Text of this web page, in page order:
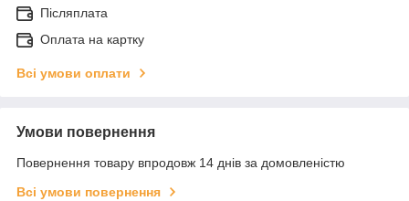
Післяплата
Оплата на картку
Всі умови оплати
Умови повернення
Повернення товару впродовж 14 днів за домовленістю
Всі умови повернення